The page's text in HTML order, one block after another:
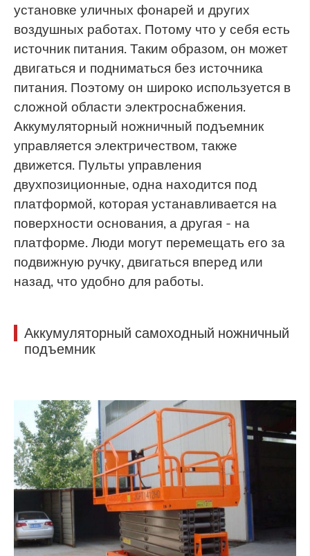
установке уличных фонарей и других
воздушных работах. Потому что у себя есть
источник питания. Таким образом, он может
двигаться и подниматься без источника
питания. Поэтому он широко используется в
сложной области электроснабжения.
Аккумуляторный ножничный подъемник
управляется электричеством, также
движется. Пульты управления
двухпозиционные, одна находится под
платформой, которая устанавливается на
поверхности основания, а другая - на
платформе. Люди могут перемещать его за
подвижную ручку, двигаться вперед или
назад, что удобно для работы.
Аккумуляторный самоходный ножничный
подъемник